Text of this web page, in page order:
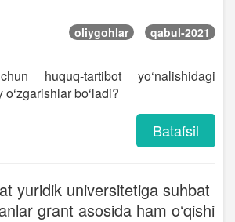
oliygohlar qabul-2021
huquq-tartibot yo‘nalishidagi
bo‘ladi?
Batafsil
yuridik universitetiga suhbat
grant asosida ham o‘qishi